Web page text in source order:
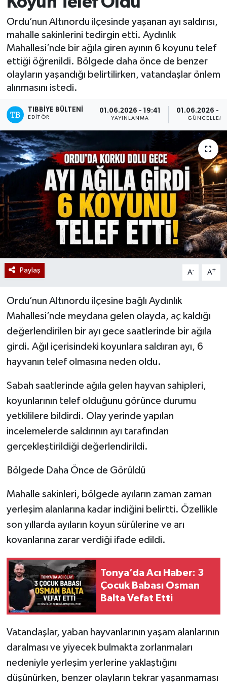
Ordu’nun Altınordu ilçesinde yaşanan ayı saldırısı,
mahalle sakinlerini tedirgin etti. Aydınlık
Mahallesi’nde bir ağıla giren ayının 6 koyunu telef
ettiği öğrenildi. Bölgede daha önce de benzer
olayların yaşandığı belirtilirken, vatandaşlar önlem
alınmasını istedi.
TIBBIYE BÜLTENI
EDITÖR
01.06.2026 - 19:41
YAYINLANMA
01.06.2026 -
Paylaş A- A+
Ordu’nun Altınordu ilçesine bağlı Aydınlık
Mahallesi’nde meydana gelen olayda, aç kaldığı
değerlendirilen bir ayı gece saatlerinde bir ağıla
girdi. Ağıl içerisindeki koyunlara saldıran ayı, 6
hayvanın telef olmasına neden oldu.
Sabah saatlerinde ağıla gelen hayvan sahipleri,
koyunlarının telef olduğunu görünce durumu
yetkililere bildirdi. Olay yerinde yapılan
incelemelerde saldırının ayı tarafından
gerçekleştirildiği değerlendirildi.
Bölgede Daha Önce de Görüldü
Mahalle sakinleri, bölgede ayıların zaman zaman
yerleşim alanlarına kadar indiğini belirtti. Özellikle
son yıllarda ayıların koyun sürülerine ve arı
kovanlarına zarar verdiği ifade edildi.
Tonya’da Acı Haber: 3
Çocuk Babası Osman
Balta Vefat Etti
Vatandaşlar, yaban hayvanlarının yaşam alanlarının
daralması ve yiyecek bulmakta zorlanmaları
nedeniyle yerleşim yerlerine yaklaştığını
düşünürken, benzer olayların tekrar yaşanmaması
Mevzuat